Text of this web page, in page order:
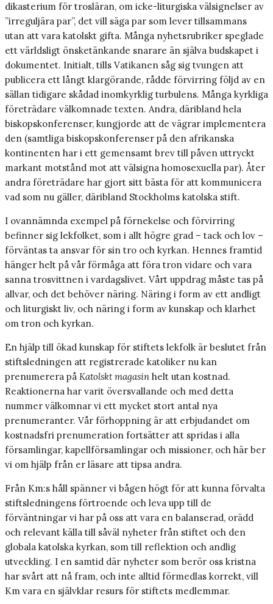
dikasterium för trosläran, om icke-liturgiska välsignelser av
”irreguljära par”, det vill säga par som lever tillsammans
utan att vara katolskt gifta. Många nyhetsrubriker speglade
ett världsligt önsketänkande snarare än själva budskapet i
dokumentet. Initialt, tills Vatikanen såg sig tvungen att
publicera ett långt klargörande, rådde förvirring följd av en
sällan tidigare skådad inomkyrklig turbulens. Många kyrkliga
företrädare välkomnade texten. Andra, däribland hela
biskopskonferenser, kungjorde att de vägrar implementera
den (samtliga biskopskonferenser på den afrikanska
kontinenten har i ett gemensamt brev till påven uttryckt
markant motstånd mot att välsigna homosexuella par). Åter
andra företrädare har gjort sitt bästa för att kommunicera
vad som nu gäller, däribland Stockholms katolska stift.
I ovannämnda exempel på förnekelse och förvirring
befinner sig lekfolket, som i allt högre grad – tack och lov –
förväntas ta ansvar för sin tro och kyrkan. Hennes framtid
hänger helt på vår förmåga att föra tron vidare och vara
sanna trosvittnen i vardagslivet. Vårt uppdrag måste tas på
allvar, och det behöver näring. Näring i form av ett andligt
och liturgiskt liv, och näring i form av kunskap och klarhet
om tron och kyrkan.
En hjälp till ökad kunskap för stiftets lekfolk är beslutet från
stiftsledningen att registrerade katoliker nu kan
prenumerera på Katolskt magasin helt utan kostnad.
Reaktionerna har varit översvallande och med detta
nummer välkomnar vi ett mycket stort antal nya
prenumeranter. Vår förhoppning är att erbjudandet om
kostnadsfri prenumeration fortsätter att spridas i alla
församlingar, kapellförsamlingar och missioner, och här ber
vi om hjälp från er läsare att tipsa andra.
Från Km:s håll spänner vi bågen högt för att kunna förvalta
stiftsledningens förtroende och leva upp till de
förväntningar vi har på oss att vara en balanserad, orädd
och relevant källa till såväl nyheter från stiftet och den
globala katolska kyrkan, som till reflektion och andlig
utveckling. I en samtid där nyheter som berör oss kristna
har svårt att nå fram, och inte alltid förmedlas korrekt, vill
Km vara en självklar resurs för stiftets medlemmar.